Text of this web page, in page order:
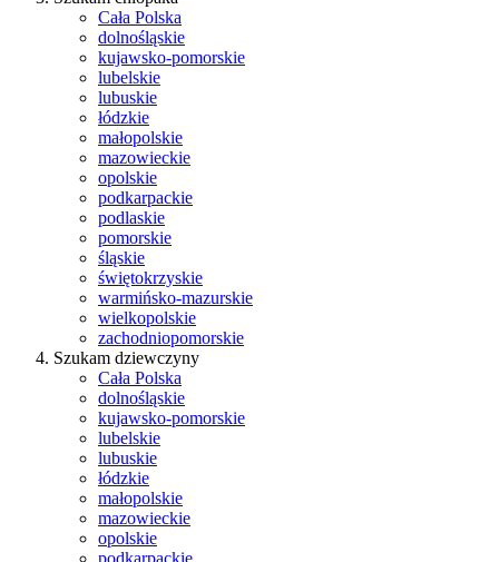
Cała Polska
dolnośląskie
kujawsko-pomorskie
lubelskie
lubuskie
łódzkie
małopolskie
mazowieckie
opolskie
podkarpackie
podlaskie
pomorskie
śląskie
świętokrzyskie
warmińsko-mazurskie
wielkopolskie
zachodniopomorskie
Szukam dziewczyny
Cała Polska
dolnośląskie
kujawsko-pomorskie
lubelskie
lubuskie
łódzkie
małopolskie
mazowieckie
opolskie
podkarpackie